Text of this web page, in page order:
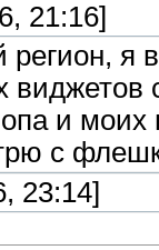
21:16]
регион,
и моих
с
23:14]